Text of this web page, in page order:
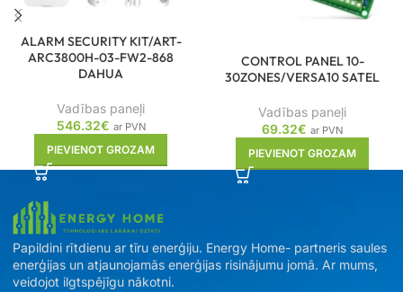
ALARM SECURITY KIT/ART-
ARC3800H-03-FW2-868
DAHUA
Vadības paneļi
546.32€ ar PVN
PIEVIENOT GROZAM
CONTROL PANEL 10-
30ZONES/VERSA10 SATEL
Vadības paneļi
69.32€ ar PVN
PIEVIENOT GROZAM
Papildini rītdienu ar tīru enerģiju. Energy Home- partneris saules
enerģijas un atjaunojamās enerģijas risinājumu jomā. Ar mums,
veidojot ilgtspējīgu nākotni.